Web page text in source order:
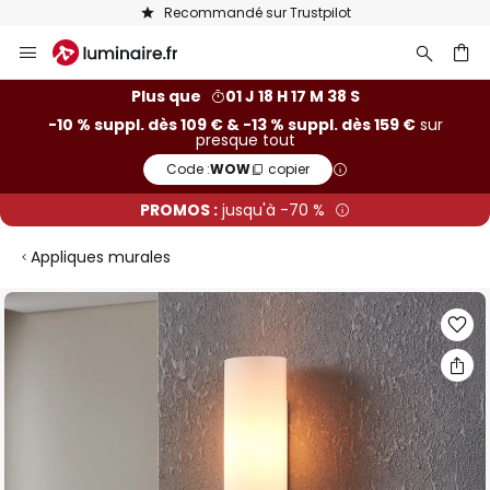
Recommandé sur Trustpilot
Allez
au
Plus que
01 J 18 H 17 M 37 S
-10 % suppl. dès 109 € & -13 % suppl. dès 159 €sur
presque tout
Code :WOW copier
PROMOS : jusqu'à -70 %
Appliques murales
Skip